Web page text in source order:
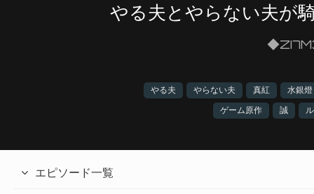
やる夫とやらない夫が
やる夫 やらない夫 真紅 水銀燈
ゲーム原作 誠
エピソード一覧